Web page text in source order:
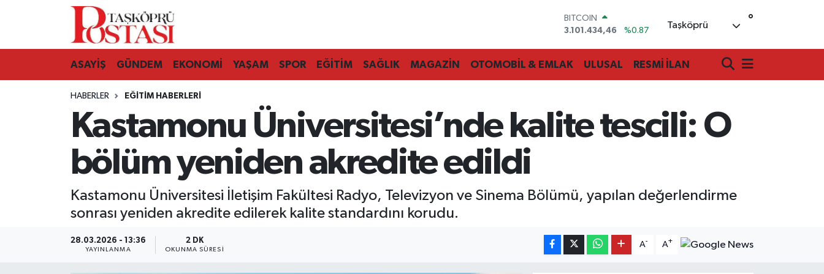
BITCOIN
3.101.434,46
%0.87
EURO
55,2510
%0.32
GRAM ALTIN
6660.55
%0.03
Taşköprü °
ASAYİŞ GÜNDEM EKONOMİ YAŞAM SPOR EĞİTİM SAĞLIK MAGAZİN OTOMOBİL & EMLAK ULUSAL RESMİ İLAN
HABERLER EĞITIM HABERLERI
Kastamonu Üniversitesi’nde kalite tescili: O
bölüm yeniden akredite edildi
Kastamonu Üniversitesi İletişim Fakültesi Radyo, Televizyon ve Sinema Bölümü, yapılan değerlendirme
sonrası yeniden akredite edilerek kalite standardını korudu.
28.03.2026 - 13:36
YAYINLANMA
2 DK
OKUNMA SÜRESI
A- A+
Kastamonu Vefat Edenler
Araç Haberleri
Azdavay Haberleri
Bozkurt Haberleri